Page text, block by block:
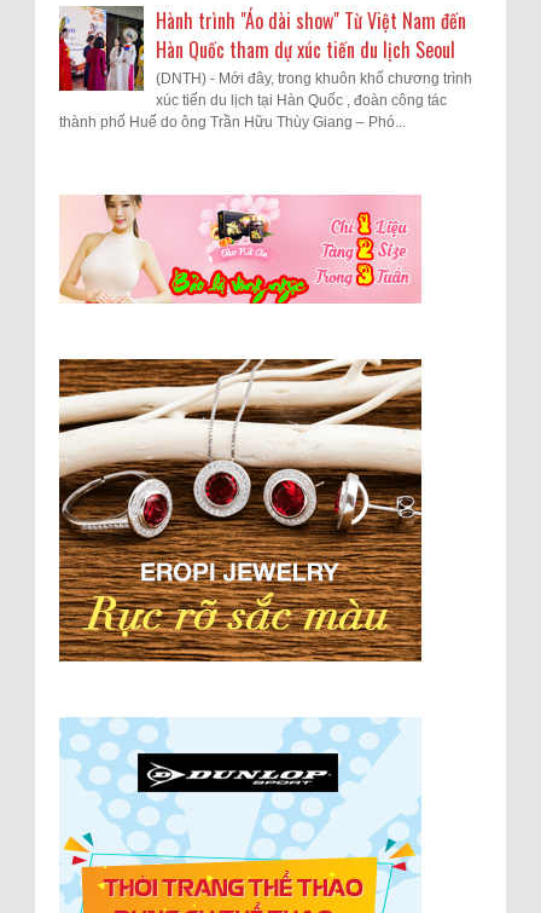
Hành trình "Áo dài show" Từ Việt Nam đến
Hàn Quốc tham dự xúc tiến du lịch Seoul
(DNTH) - Mới đây, trong khuôn khổ chương trình
xúc tiến du lịch tại Hàn Quốc , đoàn công tác
thành phố Huế do ông Trần Hữu Thùy Giang – Phó...